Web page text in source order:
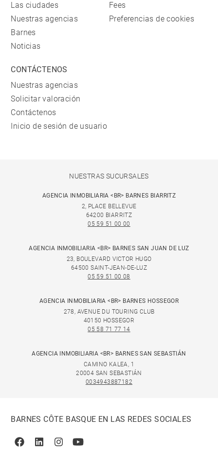
Las ciudades
Nuestras agencias
Barnes
Noticias
Fees
Preferencias de cookies
CONTÁCTENOS
Nuestras agencias
Solicitar valoración
Contáctenos
Inicio de sesión de usuario
NUESTRAS SUCURSALES
AGENCIA INMOBILIARIA <BR> BARNES BIARRITZ
2, PLACE BELLEVUE
64200 BIARRITZ
05 59 51 00 00
AGENCIA INMOBILIARIA <BR> BARNES SAN JUAN DE LUZ
23, BOULEVARD VICTOR HUGO
64500 SAINT-JEAN-DE-LUZ
05 59 51 00 08
AGENCIA INMOBILIARIA <BR> BARNES HOSSEGOR
278, AVENUE DU TOURING CLUB
40150 HOSSEGOR
05 58 71 77 14
AGENCIA INMOBILIARIA <BR> BARNES SAN SEBASTIÁN
CAMINO KALEA, 1
20004 SAN SEBASTIÁN
0034943887182
BARNES CÔTE BASQUE EN LAS REDES SOCIALES
FacebookLinkedinInstagramYoutube